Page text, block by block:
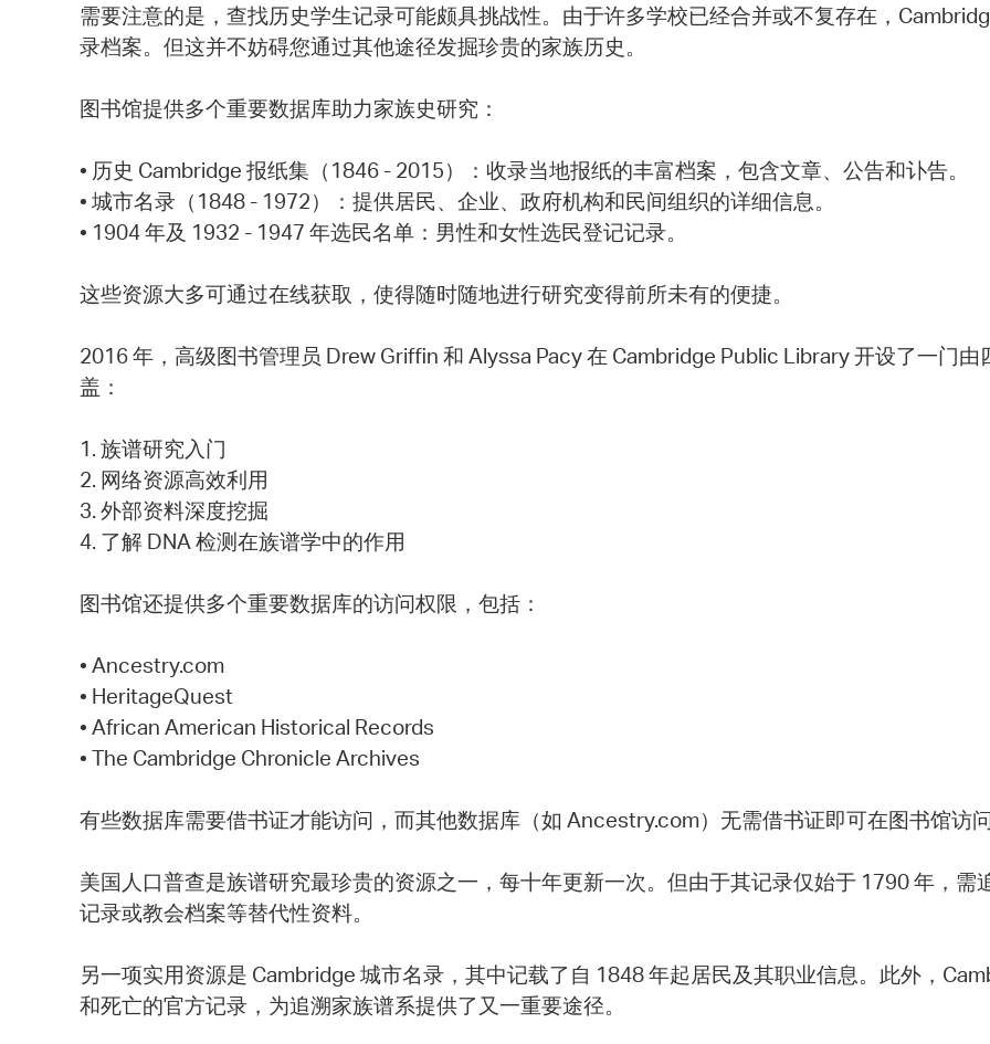
需要注意的是，查找历史学生记录可能颇具挑战性。由于许多学校已经合并或不复存在，
录档案。但这并不妨碍您通过其他途径发掘珍贵的家族历史。
图书馆提供多个重要数据库助力家族史研究：
• 历史 Cambridge 报纸集（1846 - 2015）：收录当地报纸的丰富档案，包含文章、公告和讣告。
• 城市名录（1848 - 1972）：提供居民、企业、政府机构和民间组织的详细信息。
• 1904 年及 1932 - 1947 年选民名单：男性和女性选民登记记录。
这些资源大多可通过在线获取，使得随时随地进行研究变得前所未有的便捷。
2016 年，高级图书管理员 Drew Griffin 和 Alyssa Pacy 在 Cambridge Public Library 开设了一门
盖：
1. 族谱研究入门
2. 网络资源高效利用
3. 外部资料深度挖掘
4. 了解 DNA 检测在族谱学中的作用
图书馆还提供多个重要数据库的访问权限，包括：
• Ancestry.com
• HeritageQuest
• African American Historical Records
• The Cambridge Chronicle Archives
有些数据库需要借书证才能访问，而其他数据库（如 Ancestry.com）无需借书证即可在图书馆访
美国人口普查是族谱研究最珍贵的资源之一，每十年更新一次。但由于其记录仅始于 1790 年，
记录或教会档案等替代性资料。
另一项实用资源是 Cambridge 城市名录，其中记载了自 1848 年起居民及其职业信息。此外，
和死亡的官方记录，为追溯家族谱系提供了又一重要途径。